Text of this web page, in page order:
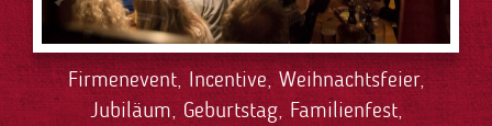
Firmenevent, Incentive, Weihnachtsfeier,
Jubiläum, Geburtstag, Familienfest,